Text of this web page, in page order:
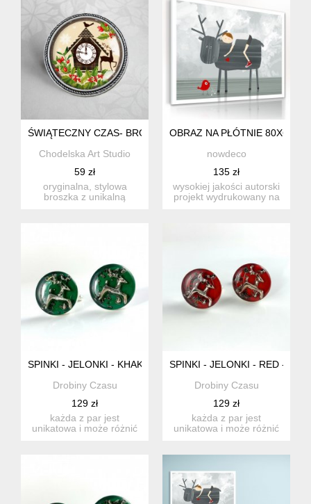
ŚWIĄTECZNY CZAS- BROSZKA Z GRAFIKĄ W SZKLE
Chodelska Art Studio
59 zł
oryginalna, stylowa
broszka z unikalną
OBRAZ NA PŁÓTNIE
nowdeco
135 zł
wysokiej jakości autorski
projekt wydrukowany na
SPINKI - JELONKI - KHAKI
Drobiny Czasu
129 zł
każda z par jest
unikatowa i może różnić
SPINKI - JELONKI - RED -
Drobiny Czasu
129 zł
każda z par jest
unikatowa i może różnić